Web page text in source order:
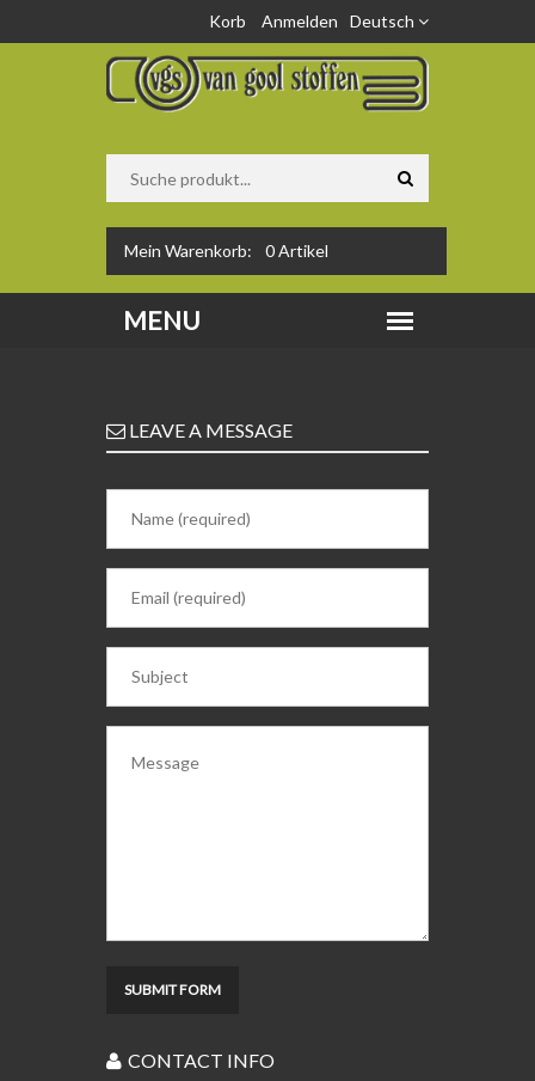
Deutsch
Korb Anmelden
Mein Warenkorb: 0Artikel
LEAVE A MESSAGE
CONTACT INFO